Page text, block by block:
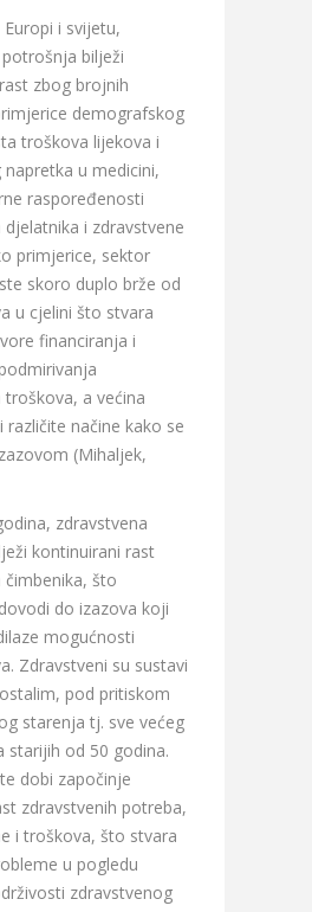
i svijetu,
bilježi
zbog brojnih
demografskog
troškova lijekova i
u medicini,
raspoređenosti
djelatnika i zdravstvene
primjerice, sektor
skoro duplo brže od
u cjelini što stvara
financiranja i
troškova, a većina
različite načine kako se
(Mihaljek,
zdravstvena
kontinuirani rast
što
do izazova koji
mogućnosti
Zdravstveni su sustavi
pod pritiskom
starenja tj. sve većeg
starijih od 50 godina.
dobi započinje
zdravstvenih potreba,
i troškova, što stvara
u pogledu
zdravstvenog